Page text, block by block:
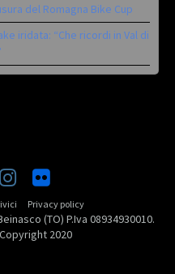
del Romagna Bike Cup
iridata: “Che ricordi in Val di
Privacy policy
(TO) P.Iva 08934930010.
2020